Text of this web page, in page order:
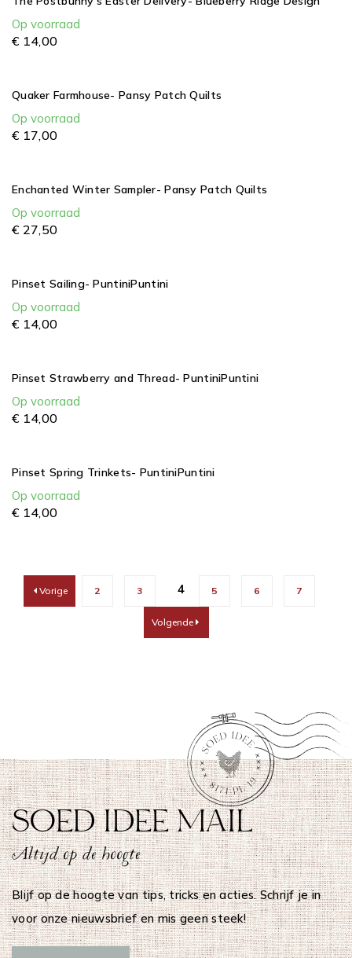
Op voorraad
€ 14,00
Quaker Farmhouse- Pansy Patch Quilts
Op voorraad
€ 17,00
Enchanted Winter Sampler- Pansy Patch Quilts
Op voorraad
€ 27,50
Pinset Sailing- PuntiniPuntini
Op voorraad
€ 14,00
Pinset Strawberry and Thread- PuntiniPuntini
Op voorraad
€ 14,00
Pinset Spring Trinkets- PuntiniPuntini
Op voorraad
€ 14,00
Vorige 2 3 4 5 6 7
Volgende
SOED IDEE MAIL
Altijd op de hoogte
Blijf op de hoogte van tips, tricks en acties. Schrijf je in
voor onze nieuwsbrief en mis geen steek!